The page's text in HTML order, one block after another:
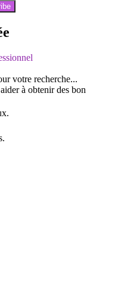
votre recherche...
à obtenir des bon